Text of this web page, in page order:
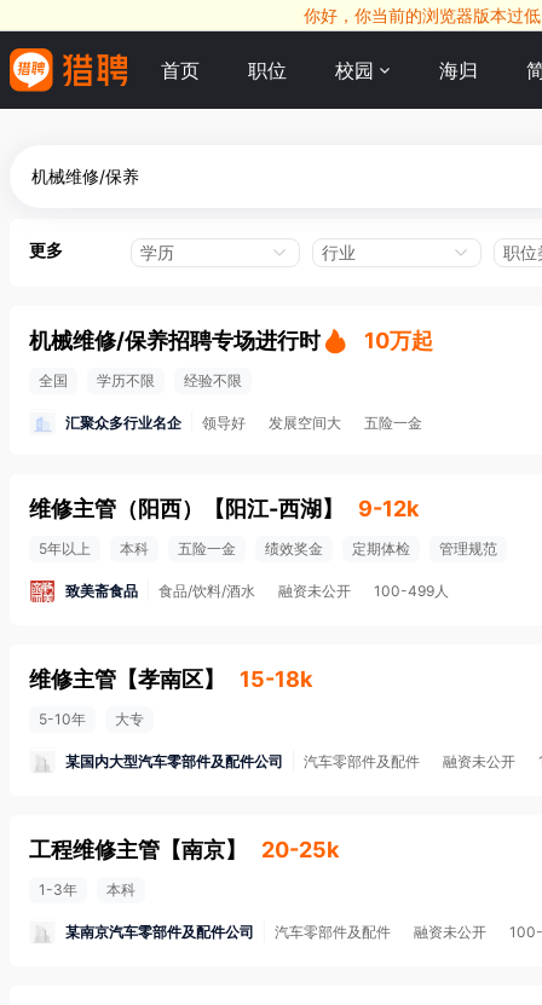
你好，你当前的浏览器版本过
首页 职位 校园 海归
更多 学历 行业 职位
机械维修/保养招聘专场进行时 10万起
全国 学历不限 经验不限
汇聚众多行业名企 领导好 发展空间大 五险一金
维修主管（阳西） 【 阳江-西湖 】 9-12k
5年以上 本科 五险一金 绩效奖金 定期体检 管理规范
致美斋食品 食品/饮料/酒水 融资未公开 100-499人
维修主管 【孝南区】 15-18k
5-10年 大专
某国内大型汽车零部件及配件公司 汽车零部件及配件 融资未公开
工程维修主管 【南京】 20-25k
1-3年 本科
某南京汽车零部件及配件公司 汽车零部件及配件 融资未公开